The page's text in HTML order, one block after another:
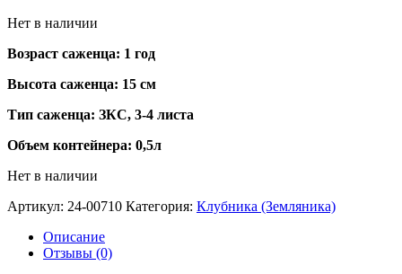
Нет в наличии
Возраст саженца: 1 год
Высота саженца: 15 см
Тип саженца: ЗКС, 3-4 листа
Объем контейнера: 0,5л
Нет в наличии
Артикул: 24-00710 Категория: Клубника (Земляника)
Описание
Отзывы (0)